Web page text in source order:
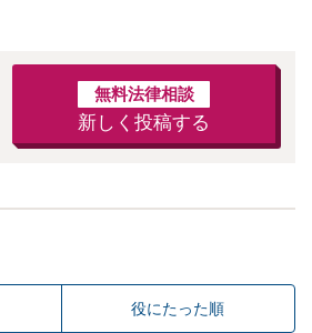
無料法律相談
新しく投稿する
役にたった順